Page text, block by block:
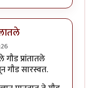
याbyllपुण्याचे पेशवेll
प्रांतातले
गौड सारस्वत.